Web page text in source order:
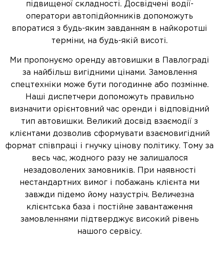
підвищеної складності. Досвідчені водії-
оператори автопідйомників допоможуть
впоратися з будь-яким завданням в найкоротші
терміни, на будь-якій висоті.
Ми пропонуємо оренду автовишки в Павлограді
за найбільш вигідними цінами. Замовлення
спецтехніки може бути погодинне або позмінне.
Наші диспетчери допоможуть правильно
визначити орієнтовний час оренди і відповідний
тип автовишки. Великий досвід взаємодії з
клієнтами дозволив сформувати взаємовигідний
формат співпраці і гнучку цінову політику. Тому за
весь час, жодного разу не залишалося
незадоволених замовників. При наявності
нестандартних вимог і побажань клієнта ми
завжди підемо йому назустріч. Величезна
клієнтська база і постійне завантаження
замовленнями підтверджує високий рівень
нашого сервісу.